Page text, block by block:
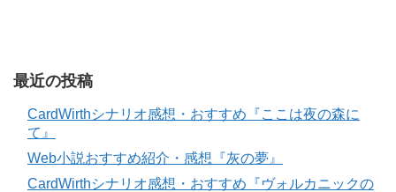
最近の投稿
CardWirthシナリオ感想・おすすめ『ここは夜の森に
て』
Web小説おすすめ紹介・感想『灰の夢』
CardWirthシナリオ感想・おすすめ『ヴォルカニックの